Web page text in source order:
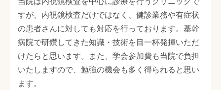
すが、内視鏡検査だけではなく、健診業務や有症状
の患者さんに対しても対応を行っております。基幹
病院で研鑽してきた知識・技術を目一杯発揮いただ
けたらと思います。また、学会参加費も当院で負担
いたしますので、勉強の機会も多く得られると思い
ます。